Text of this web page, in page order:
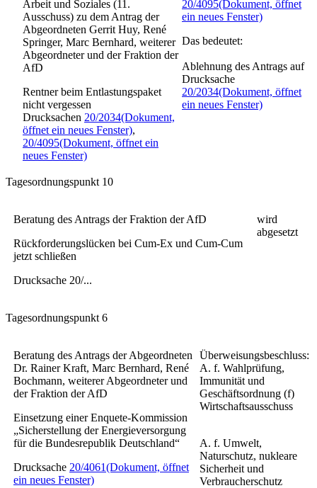
Arbeit und Soziales (11.
Ausschuss) zu dem Antrag der
Abgeordneten Gerrit Huy, René
Springer, Marc Bernhard, weiterer
Abgeordneter und der Fraktion der
AfD
Rentner beim Entlastungspaket
nicht vergessen
Drucksachen 20/2034(Dokument,
öffnet ein neues Fenster),
20/4095(Dokument, öffnet ein
neues Fenster)
20/4095(Dokument, öffnet
ein neues Fenster)
Das bedeutet:
Ablehnung des Antrags auf
Drucksache
20/2034(Dokument, öffnet
ein neues Fenster)
Tagesordnungspunkt 10
Beratung des Antrags der Fraktion der AfD
Rückforderungslücken bei Cum-Ex und Cum-Cum
jetzt schließen
Drucksache 20/...
wird
abgesetzt
Tagesordnungspunkt 6
Beratung des Antrags der Abgeordneten
Dr. Rainer Kraft, Marc Bernhard, René
Bochmann, weiterer Abgeordneter und
der Fraktion der AfD
Einsetzung einer Enquete-Kommission
„Sicherstellung der Energieversorgung
für die Bundesrepublik Deutschland“
Drucksache 20/4061(Dokument, öffnet
ein neues Fenster)
Überweisungsbeschluss:
A. f. Wahlprüfung,
Immunität und
Geschäftsordnung (f)
Wirtschaftsausschuss
A. f. Umwelt,
Naturschutz, nukleare
Sicherheit und
Verbraucherschutz